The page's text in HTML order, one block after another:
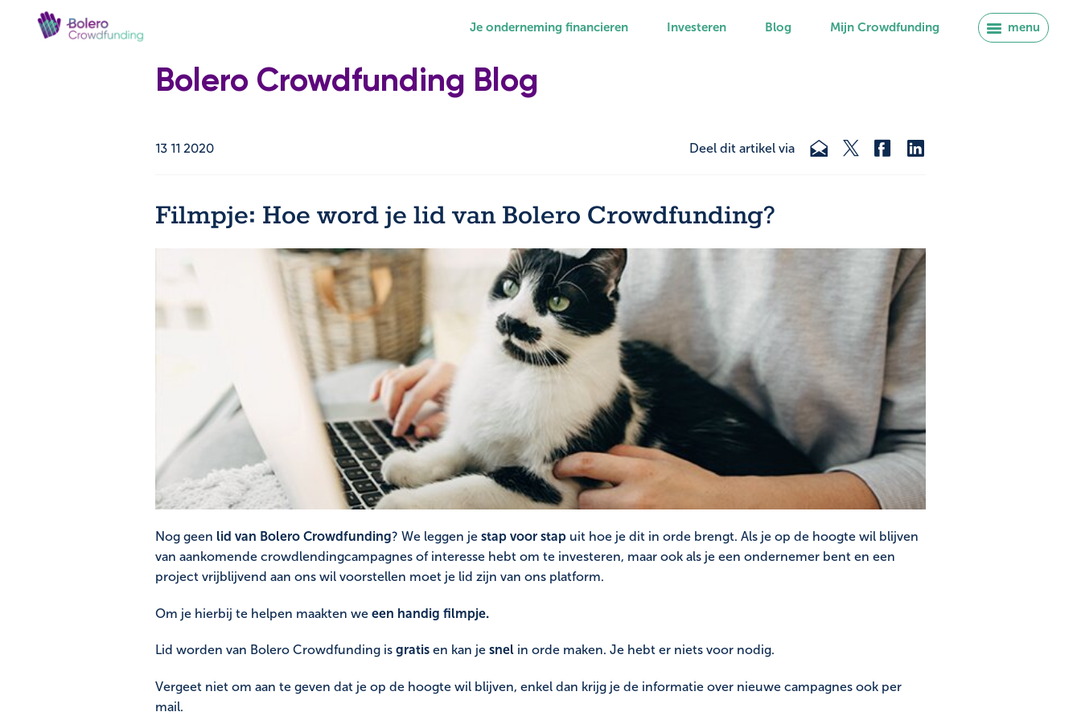
Je onderneming financieren Investeren Blog Mijn Crowdfunding menu
Bolero Crowdfunding Blog
13 11 2020 Deel dit artikel via
Filmpje: Hoe word je lid van Bolero Crowdfunding?
Nog geen lid van Bolero Crowdfunding? We leggen je stap voor stap uit hoe je dit in orde brengt. Als je op de hoogte wil blijven
van aankomende crowdlendingcampagnes of interesse hebt om te investeren, maar ook als je een ondernemer bent en een
project vrijblijvend aan ons wil voorstellen moet je lid zijn van ons platform.
Om je hierbij te helpen maakten we een handig filmpje.
Lid worden van Bolero Crowdfunding is gratis en kan je snel in orde maken. Je hebt er niets voor nodig.
Vergeet niet om aan te geven dat je op de hoogte wil blijven, enkel dan krijg je de informatie over nieuwe campagnes ook per
mail.